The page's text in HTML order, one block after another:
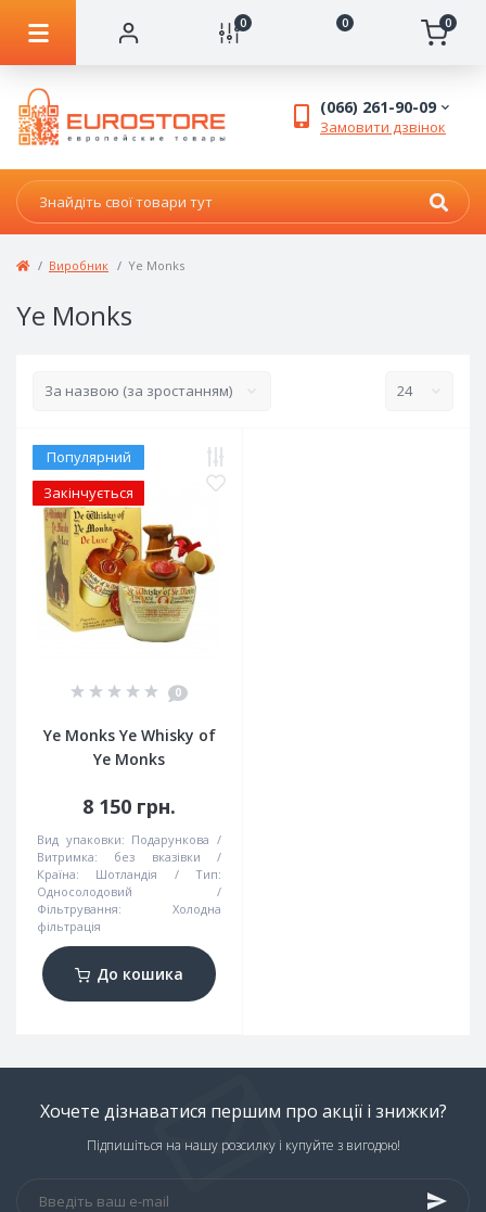
0 0 0
(066) 261-90-09
Замовити дзвінок
Виробник Ye Monks
Ye Monks
Популярний
Закінчується
0
Ye Monks Ye Whisky of
Ye Monks
8 150 грн.
Вид упаковки: Подарункова
Витримка:
без вказівки
Країна:
Шотландія
Тип:
Односолодовий
Фільтрування:
Холодна
фільтрація
До кошика
Хочете дізнаватися першим про акції і знижки?
Підпишіться на нашу розсилку і купуйте з вигодою!